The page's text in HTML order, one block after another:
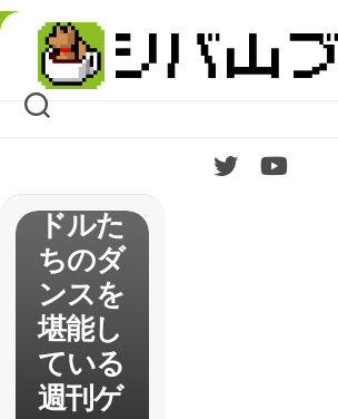
Skip
content
【デレ
ステ】
で久々
に3D
でアイ
ドルた
ちのダ
ンスを
堪能し
ている
週刊ゲ